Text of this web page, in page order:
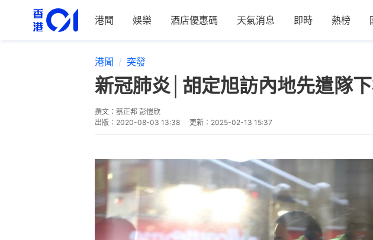
港聞 娛樂 酒店優惠碼 天氣消息 即時 熱榜
港聞 突發
新冠肺炎│胡定旭訪內地先遣隊
撰文： 蔡正邦 彭愷欣
出版： 2020-08-03 13:38 更新： 2025-02-13 15:37